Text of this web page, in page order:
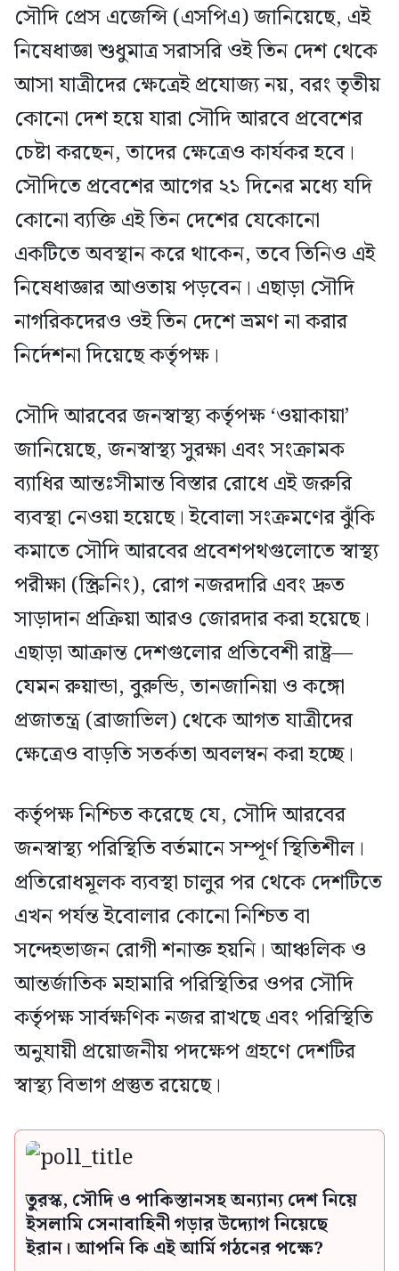
সৌদি প্রেস এজেন্সি (এসপিএ) জানিয়েছে, এই
নিষেধাজ্ঞা শুধুমাত্র সরাসরি ওই তিন দেশ থেকে
আসা যাত্রীদের ক্ষেত্রেই প্রযোজ্য নয়, বরং তৃতীয়
কোনো দেশ হয়ে যারা সৌদি আরবে প্রবেশের
চেষ্টা করছেন, তাদের ক্ষেত্রেও কার্যকর হবে।
সৌদিতে প্রবেশের আগের ২১ দিনের মধ্যে যদি
কোনো ব্যক্তি এই তিন দেশের যেকোনো
একটিতে অবস্থান করে থাকেন, তবে তিনিও এই
নিষেধাজ্ঞার আওতায় পড়বেন। এছাড়া সৌদি
নাগরিকদেরও ওই তিন দেশে ভ্রমণ না করার
নির্দেশনা দিয়েছে কর্তৃপক্ষ।
সৌদি আরবের জনস্বাস্থ্য কর্তৃপক্ষ ‘ওয়াকায়া’
জানিয়েছে, জনস্বাস্থ্য সুরক্ষা এবং সংক্রামক
ব্যাধির আন্তঃসীমান্ত বিস্তার রোধে এই জরুরি
ব্যবস্থা নেওয়া হয়েছে। ইবোলা সংক্রমণের ঝুঁকি
কমাতে সৌদি আরবের প্রবেশপথগুলোতে স্বাস্থ্য
পরীক্ষা (স্ক্রিনিং), রোগ নজরদারি এবং দ্রুত
সাড়াদান প্রক্রিয়া আরও জোরদার করা হয়েছে।
এছাড়া আক্রান্ত দেশগুলোর প্রতিবেশী রাষ্ট্র—
যেমন রুয়ান্ডা, বুরুন্ডি, তানজানিয়া ও কঙ্গো
প্রজাতন্ত্র (ব্রাজাভিল) থেকে আগত যাত্রীদের
ক্ষেত্রেও বাড়তি সতর্কতা অবলম্বন করা হচ্ছে।
কর্তৃপক্ষ নিশ্চিত করেছে যে, সৌদি আরবের
জনস্বাস্থ্য পরিস্থিতি বর্তমানে সম্পূর্ণ স্থিতিশীল।
প্রতিরোধমূলক ব্যবস্থা চালুর পর থেকে দেশটিতে
এখন পর্যন্ত ইবোলার কোনো নিশ্চিত বা
সন্দেহভাজন রোগী শনাক্ত হয়নি। আঞ্চলিক ও
আন্তর্জাতিক মহামারি পরিস্থিতির ওপর সৌদি
কর্তৃপক্ষ সার্বক্ষণিক নজর রাখছে এবং পরিস্থিতি
অনুযায়ী প্রয়োজনীয় পদক্ষেপ গ্রহণে দেশটির
স্বাস্থ্য বিভাগ প্রস্তুত রয়েছে।
তুরস্ক, সৌদি ও পাকিস্তানসহ অন্যান্য দেশ নিয়ে
ইসলামি সেনাবাহিনী গড়ার উদ্যোগ নিয়েছে
ইরান। আপনি কি এই আর্মি গঠনের পক্ষে?